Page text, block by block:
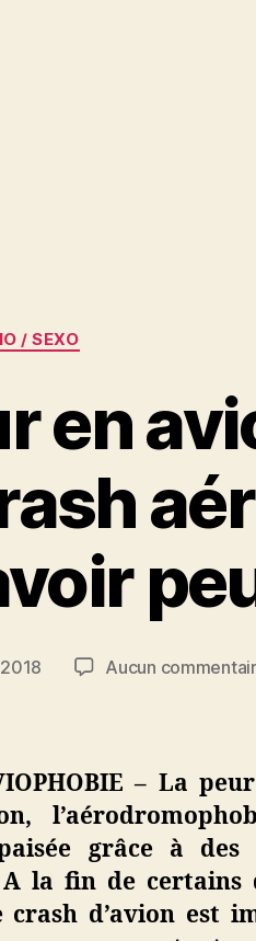
Catégories
/ SEXO
en
Aucun
– La
grâce à des
la fin de certains
d’avion est